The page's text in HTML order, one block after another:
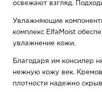
освежают взгляд.
Увлажняющие
комплекс ElfaMoist
увлажнение кожи.
Благодаря им консилер
нежную кожу век.
плотности надежно